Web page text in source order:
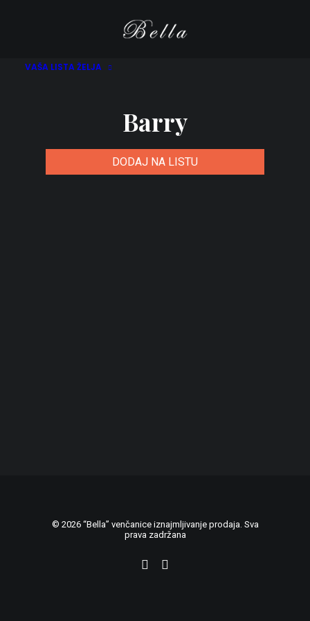
VAŠA LISTA ŽELJA
Barry
DODAJ NA LISTU
© 2026 “Bella” venčanice iznajmljivanje prodaja. Sva
prava zadržana